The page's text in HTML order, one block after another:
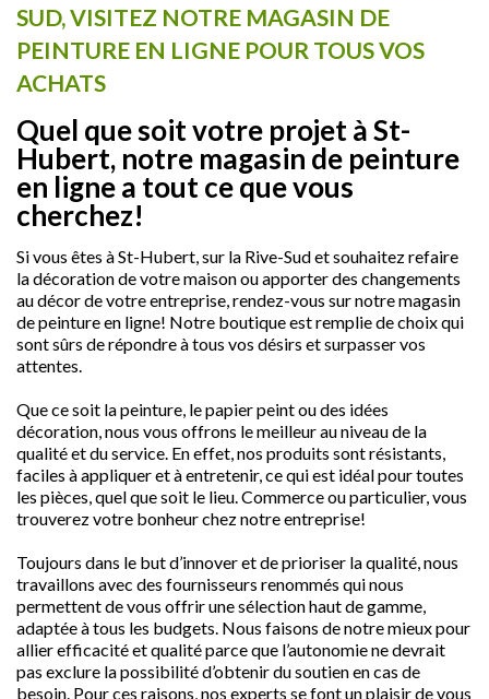
SUD, VISITEZ NOTRE MAGASIN DE
PEINTURE EN LIGNE POUR TOUS VOS
ACHATS
Quel que soit votre projet à St-
Hubert, notre magasin de peinture
en ligne a tout ce que vous
cherchez!
Si vous êtes à St-Hubert, sur la Rive-Sud et souhaitez refaire
la décoration de votre maison ou apporter des changements
au décor de votre entreprise, rendez-vous sur notre magasin
de peinture en ligne! Notre boutique est remplie de choix qui
sont sûrs de répondre à tous vos désirs et surpasser vos
attentes.
Que ce soit la peinture, le papier peint ou des idées
décoration, nous vous offrons le meilleur au niveau de la
qualité et du service. En effet, nos produits sont résistants,
faciles à appliquer et à entretenir, ce qui est idéal pour toutes
les pièces, quel que soit le lieu. Commerce ou particulier, vous
trouverez votre bonheur chez notre entreprise!
Toujours dans le but d’innover et de prioriser la qualité, nous
travaillons avec des fournisseurs renommés qui nous
permettent de vous offrir une sélection haut de gamme,
adaptée à tous les budgets. Nous faisons de notre mieux pour
allier efficacité et qualité parce que l’autonomie ne devrait
pas exclure la possibilité d’obtenir du soutien en cas de
besoin. Pour ces raisons, nos experts se font un plaisir de vous